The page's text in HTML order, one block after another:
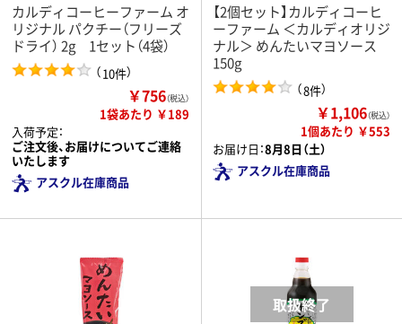
カルディコーヒーファーム オ
リジナル パクチー（フリーズ
ドライ） 2g 1セット（4袋）
（10件）
￥756（税込）
1袋あたり ￥189
入荷予定：
ご注文後、お届けについてご連絡
いたします
アスクル在庫商品
【2個セット】カルディコーヒ
ーファーム ＜カルディオリジ
ナル＞ めんたいマヨソース
150g
（8件）
￥1,106（税込）
1個あたり ￥553
お届け日：8月8日（土）
アスクル在庫商品